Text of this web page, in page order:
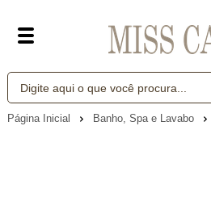
Página Inicial Banho, Spa e Lavabo